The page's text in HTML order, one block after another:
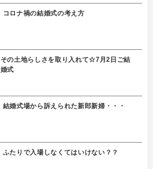
コロナ禍の結婚式の考え方
その土地らしさを取り入れて☆7月2日ご結
婚式
結婚式場から訴えられた新郎新婦・・・
ふたりで入場しなくてはいけない？？